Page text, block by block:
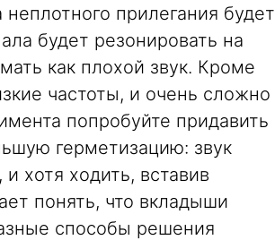
прилегания будет
будет резонировать на
как плохой звук. Кроме
частоты, и очень сложно
попробуйте придавить
герметизацию: звук
хотя ходить, вставив
понять, что вкладыши
способы решения